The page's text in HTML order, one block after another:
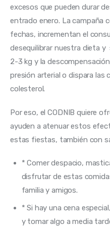
excesos que pueden durar
entrado enero. La campaña
fechas, incrementan el
desequilibrar nuestra dieta y
2-3 kg y la
presión arterial o dispara las
colesterol.
Por eso, el CODNIB quiere
ayuden a atenuar estos
estas fiestas, también con
* Comer despacio,
disfrutar de estas
familia y amigos.
* Si hay una cena
y tomar algo a media